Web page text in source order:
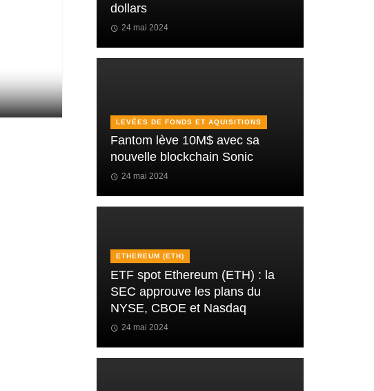
dollars
24 mai 2024
LEVÉES DE FONDS ET AQUISITIONS
Fantom lève 10M$ avec sa
nouvelle blockchain Sonic
24 mai 2024
ETHEREUM (ETH)
ETF spot Ethereum (ETH) : la
SEC approuve les plans du
NYSE, CBOE et Nasdaq
24 mai 2024